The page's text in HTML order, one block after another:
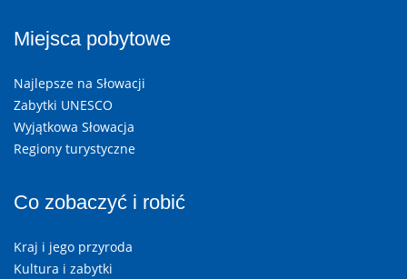
Miejsca pobytowe
Najlepsze na Słowacji
Zabytki UNESCO
Wyjątkowa Słowacja
Regiony turystyczne
Co zobaczyć i robić
Kraj i jego przyroda
Kultura i zabytki